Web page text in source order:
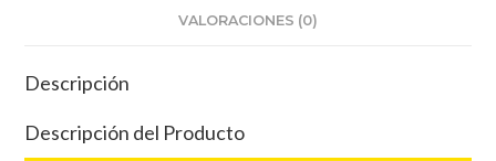
VALORACIONES (0)
Descripción
Descripción del Producto